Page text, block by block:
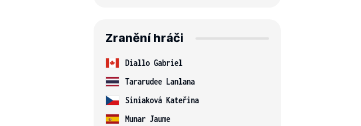
Zranění hráči
Diallo Gabriel
Tararudee Lanlana
Siniaková Kateřina
Munar Jaume